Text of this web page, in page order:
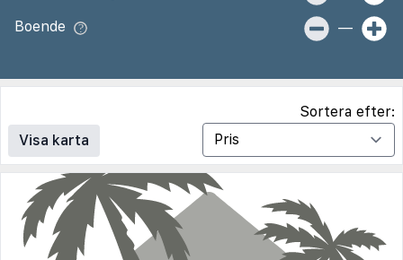
Boende —
Visa karta
Sortera efter: